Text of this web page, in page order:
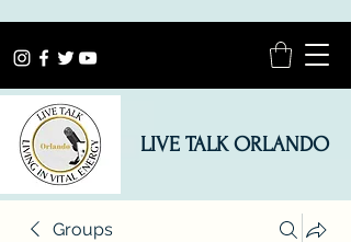
LIVE TALK ORLANDO
Groups